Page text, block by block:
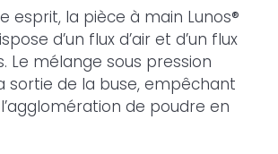
esprit, la pièce à main Lunos®
d’un flux d’air et d’un flux
Le mélange sous pression
sortie de la buse, empêchant
de poudre en